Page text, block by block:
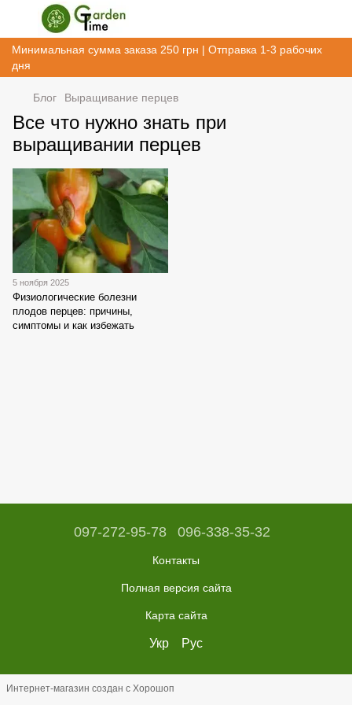
Минимальная сумма заказа 250 грн | Отправка 1-3 рабочих
дня
Блог Выращивание перцев
Все что нужно знать при
выращивании перцев
5 ноября 2025
Физиологические болезни
плодов перцев: причины,
симптомы и как избежать
097-272-95-78 096-338-35-32
Контакты
Полная версия сайта
Карта сайта
Укр Рус
Интернет-магазин создан с Хорошоп